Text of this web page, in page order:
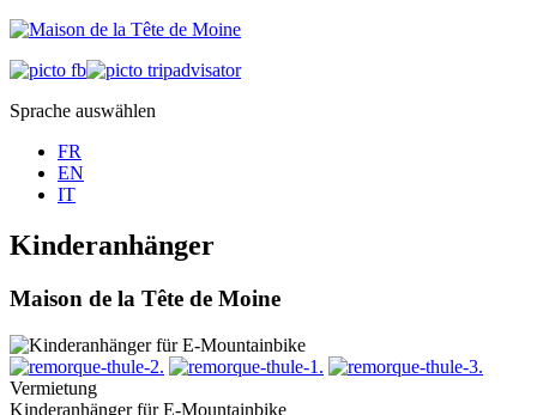
Sprache auswählen
FR
EN
IT
Kinderanhänger
Maison de la Tête de Moine
Vermietung
Kinderanhänger für E-Mountainbike